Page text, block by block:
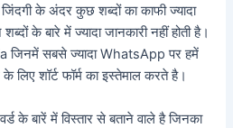
के अंदर कुछ शब्दों का काफी ज्यादा
के बारे में ज्यादा जानकारी नहीं होती है।
सबसे ज्यादा WhatsApp पर हमें
शॉर्ट फॉर्म का इस्तेमाल करते है।
बारें में विस्तार से बताने वाले है जिनका